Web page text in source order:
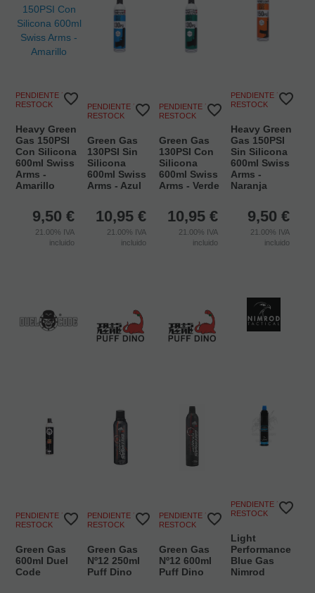
PENDIENTE DE
RESTOCK
Heavy Green
Gas 150PSI
Con Silicona
600ml Swiss
Arms -
Amarillo
9,50 €
21.00% IVA
incluido
PENDIENTE DE
RESTOCK
Green Gas
130PSI Sin
Silicona
600ml Swiss
Arms - Azul
10,95 €
21.00% IVA
incluido
PENDIENTE DE
RESTOCK
Green Gas
130PSI Con
Silicona
600ml Swiss
Arms - Verde
10,95 €
21.00% IVA
incluido
PENDIENTE DE
RESTOCK
Heavy Green
Gas 150PSI
Sin Silicona
600ml Swiss
Arms -
Naranja
9,50 €
21.00% IVA
incluido
PENDIENTE DE
RESTOCK
Green Gas
600ml Duel
Code
PENDIENTE DE
RESTOCK
Green Gas
Nº12 250ml
Puff Dino
PENDIENTE DE
RESTOCK
Green Gas
Nº12 600ml
Puff Dino
PENDIENTE DE
RESTOCK
Light
Performance
Blue Gas
Nimrod